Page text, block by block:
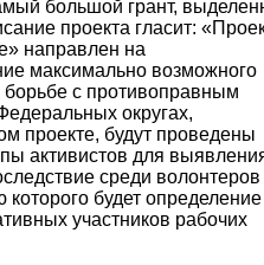
большой грант,
проекта гласит:
направлен на
максимально возможного
борьбе с противоправным
округах,
проекте, будут проведены
активистов для
среди волонтеров
которого будет определение
участников рабочих